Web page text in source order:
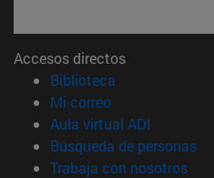
Accesos directos
Biblioteca
Mi correo(abre en nueva
Aula virtual ADI
Búsqueda de personas
Trabaja con nosotros